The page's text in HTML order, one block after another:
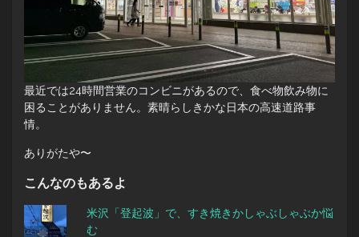
最近では24時間営業のコンビニがあるので、食べ物飲み物に
困ることがありません。素晴らしきかな日本の高速道路事
情。
ありがたや〜
こんなのもあるよ
米沢「登起波」で、すき焼きかしゃぶしゃぶか悩
む